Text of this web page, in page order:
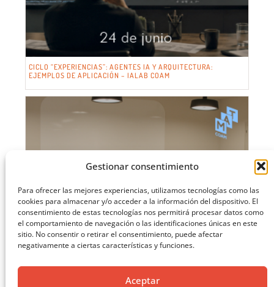
Gestionar consentimiento
Para ofrecer las mejores experiencias, utilizamos tecnologías como las
cookies para almacenar y/o acceder a la información del dispositivo. El
consentimiento de estas tecnologías nos permitirá procesar datos como
el comportamiento de navegación o las identificaciones únicas en este
sitio. No consentir o retirar el consentimiento, puede afectar
negativamente a ciertas características y funciones.
Aceptar
CICLO “EXPERIENCIAS”: AGENTES IA Y ARQUITECTURA:
EJEMPLOS DE APLICACIÓN – IALAB COAM